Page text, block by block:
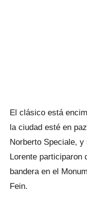
El clásico está
la ciudad esté en
Norberto Speciale,
Lorente participaron
bandera en el
Fein.